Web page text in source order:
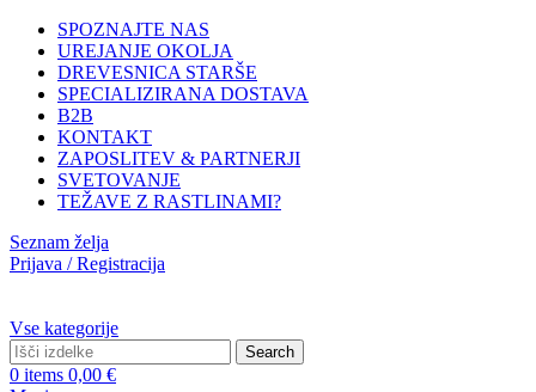
SPOZNAJTE NAS
UREJANJE OKOLJA
DREVESNICA STARŠE
SPECIALIZIRANA DOSTAVA
B2B
KONTAKT
ZAPOSLITEV & PARTNERJI
SVETOVANJE
TEŽAVE Z RASTLINAMI?
Seznam želja
Prijava / Registracija
Vse kategorije
Search
0 items 0,00 €